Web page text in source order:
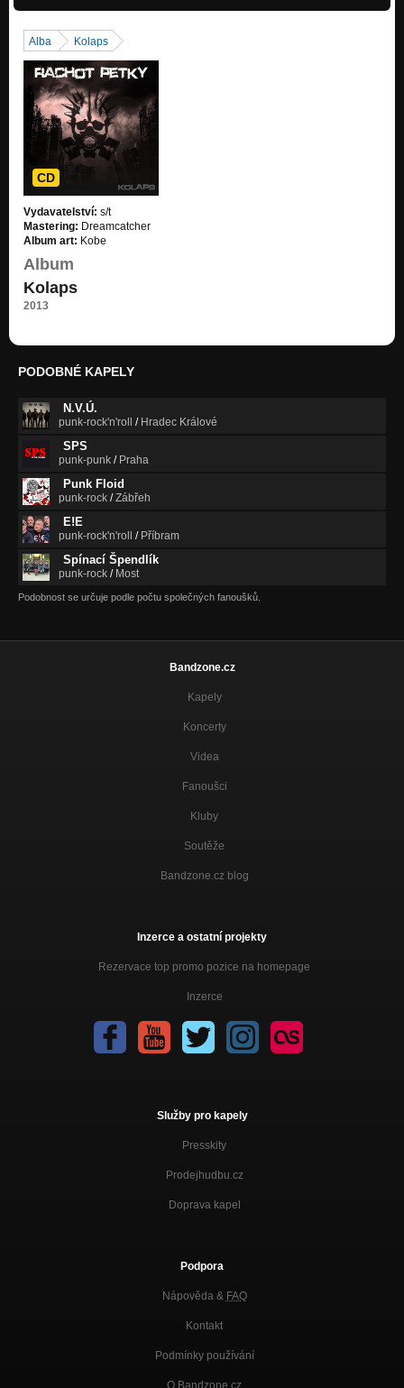
Riot (RIOT 2011)
Fashos (PROTI! 2009)
Nezařazeno
Alba Kolaps
CD
Vydavatelství: s/t
Mastering: Dreamcatcher
Album art: Kobe
Album
Kolaps
2013
PODOBNÉ KAPELY
N.V.Ú.
punk-rock'n'roll / Hradec Králové
SPS
punk-punk / Praha
Punk Floid
punk-rock /Zábřeh
E!E
punk-rock'n'roll / Příbram
Spínací Špendlík
punk-rock / Most
Podobnost se určuje podle počtu společných fanoušků.
Bandzone.cz
Kapely
Koncerty
Videa
Fanoušci
Kluby
Soutěže
Bandzone.cz blog
Inzerce a ostatní projekty
Rezervace top promo pozice na homepage
Inzerce
Služby pro kapely
Presskity
Prodejhudbu.cz
Doprava kapel
Podpora
Nápověda & FAQ
Kontakt
Podmínky používání
O Bandzone.cz